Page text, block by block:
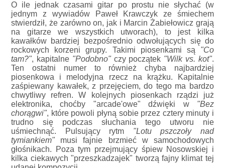
O ile jednak czasami gitar po prostu nie słychać (w
jednym z wywiadów Paweł Krawczyk ze śmiechem
stwierdził, że zarówno on, jak i Marcin Żabiełowicz grają
na gitarze we wszystkich utworach), to jest kilka
kawałków bardziej bezpośrednio odwołujących się do
rockowych korzeni grupy. Takimi piosenkami są "Co
tam?", kapitalne "Podobno"czy początek "Wilk vs. kot".
Ten ostatni numer to również chyba najbardziej
piosenkowa i melodyjna rzecz na krążku. Kapitalnie
zaśpiewany kawałek, z przejęciem, do tego ma bardzo
chwytliwy refren. W kolejnych piosenkach rządzi już
elektronika, choćby "arcade'owe" dźwięki w "Bez
chorągwi", które powoli płyną sobie przez cztery minuty i
trudno się podczas słuchania tego utworu nie
uśmiechnąć. Pulsujący rytm "Lotu pszczoły nad
tymiankiem"musi fajnie brzmieć w samochodowych
głośnikach. Poza tym przejmujący śpiew Nosowskiej i
kilka ciekawych "przeszkadzajek" tworzą fajny klimat tej